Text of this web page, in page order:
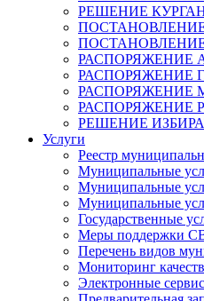
РЕШЕНИЕ
РАСПОРЯЖЕНИЕ
РАСПОРЯЖЕНИЕ
РАСПОРЯЖЕНИЕ
РАСПОРЯЖЕНИЕ
РЕШЕНИЕ
Услуги
Реестр
Муниципальные
Муниципальные
Муниципальные
Государственные
Меры поддержки
Перечень видов
Мониторинг
Электронные